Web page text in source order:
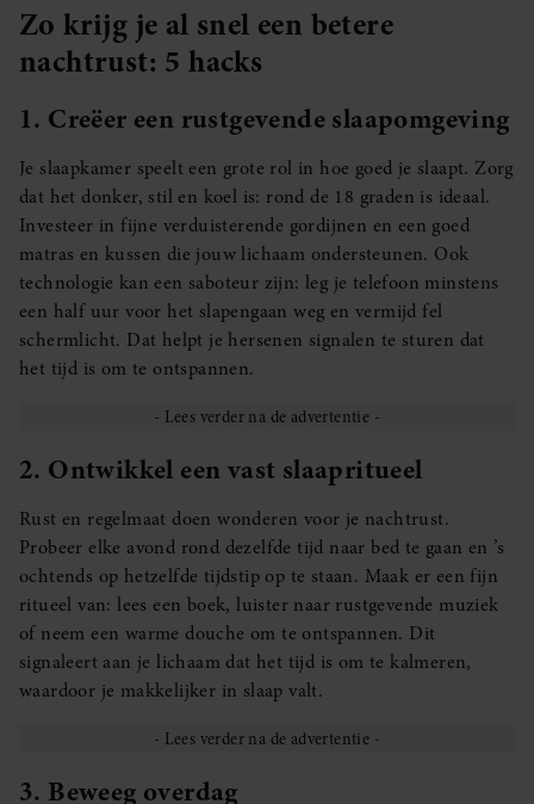
Zo krijg je al snel een betere
nachtrust: 5 hacks
1. Creëer een rustgevende slaapomgeving
Je slaapkamer speelt een grote rol in hoe goed je slaapt. Zorg
dat het donker, stil en koel is: rond de 18 graden is ideaal.
Investeer in fijne verduisterende gordijnen en een goed
matras en kussen die jouw lichaam ondersteunen. Ook
technologie kan een saboteur zijn: leg je telefoon minstens
een half uur voor het slapengaan weg en vermijd fel
schermlicht. Dat helpt je hersenen signalen te sturen dat
het tijd is om te ontspannen.
2. Ontwikkel een vast slaapritueel
Rust en regelmaat doen wonderen voor je nachtrust.
Probeer elke avond rond dezelfde tijd naar bed te gaan en ’s
ochtends op hetzelfde tijdstip op te staan. Maak er een fijn
ritueel van: lees een boek, luister naar rustgevende muziek
of neem een warme douche om te ontspannen. Dit
signaleert aan je lichaam dat het tijd is om te kalmeren,
waardoor je makkelijker in slaap valt.
3. Beweeg overdag